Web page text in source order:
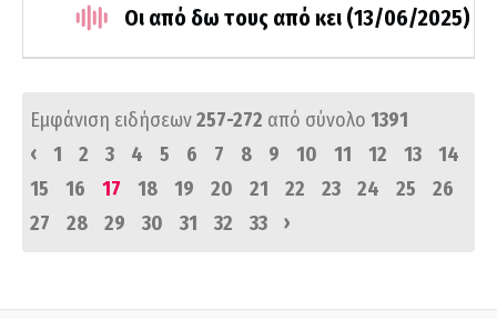
Οι από δω τους από κει (13/06/2025)
Εμφάνιση ειδήσεων257-272 από σύνολο 1391
‹
1 2 3 4 5 6 7 8 9 10 11 12 13
14
15
16 17 18 19 20 21 22 23 24 25
26
27
28 29 30 31 32 33 ›